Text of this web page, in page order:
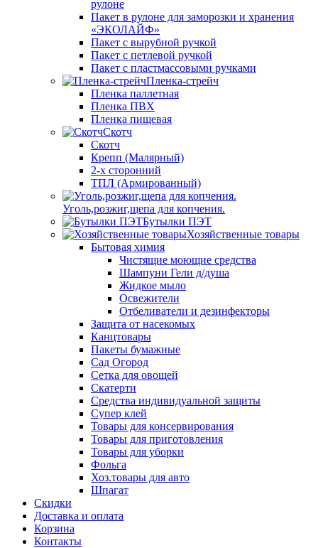
рулоне
Пакет в рулоне для заморозки и хранения
«ЭКОЛАЙФ»
Пакет с вырубной ручкой
Пакет с петлевой ручкой
Пакет с пластмассовыми ручками
Пленка-стрейч
Пленка паллетная
Пленка ПВХ
Пленка пищевая
Скотч
Скотч
Крепп (Малярный)
2-х сторонний
ТПЛ (Армированный)
Уголь,розжиг,щепа для копчения.
Бутылки ПЭТ
Хозяйственные товары
Бытовая химия
Чистящие моющие средства
Шампуни Гели д/душа
Жидкое мыло
Освежители
Отбеливатели и дезинфекторы
Защита от насекомых
Канцтовары
Пакеты бумажные
Сад Огород
Сетка для овощей
Скатерти
Средства индивидуальной защиты
Супер клей
Товары для консервирования
Товары для приготовления
Товары для уборки
Фольга
Хоз.товары для авто
Шпагат
Скидки
Доставка и оплата
Корзина
Контакты